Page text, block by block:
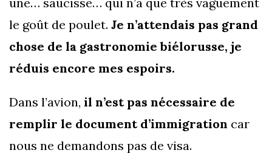
le goût de poulet. Je n’attendais pas grand
chose de la gastronomie biélorusse, je
réduis encore mes espoirs.
Dans l’avion, il n’est pas nécessaire de
remplir le document d’immigration car
nous ne demandons pas de visa.